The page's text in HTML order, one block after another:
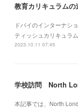
ドバイのインターナシ
ティッシュカリキュラ
2023.10.11 07:45
本記事では、North